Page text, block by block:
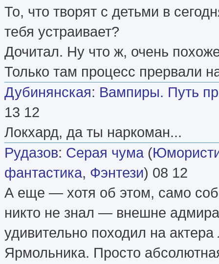
То, что творят с детьми в
тебя устраивает?
Дочитал. Ну что ж, очень
Только там процесс прервали
Дубинянская: Вампиры. Путь
13 12
Локхард, да ты наркоман...
Рудазов: Серая чума (
фантастика, Фэнтези) 08 12
А еще — хотя об этом, само
никто не знал — внешне
удивительно походил на
Ярмольника. Просто